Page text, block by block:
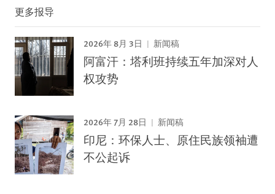
更多报导
2026年 8月 3日 新闻稿
阿富汗：塔利班持续五年加深对人
权攻势
2026年 7月 28日 新闻稿
印尼：环保人士、原住民族领袖遭
不公起诉